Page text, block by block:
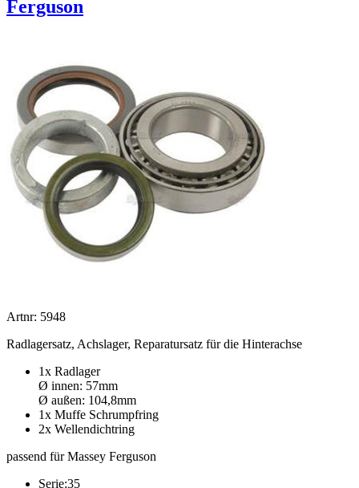
Ferguson
Artnr: 5948
Radlagersatz, Achslager, Reparatursatz für die Hinterachse
1x Radlager
Ø innen: 57mm
Ø außen: 104,8mm
1x Muffe Schrumpfring
2x Wellendichtring
passend für Massey Ferguson
Serie:35